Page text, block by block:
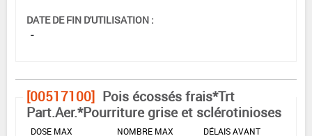
DATE DE FIN D'UTILISATION :
-
[00517100] Pois écossés frais*Trt
Part.Aer.*Pourriture grise et sclérotinioses
DOSE MAX NOMBRE MAX DÉLAIS AVANT